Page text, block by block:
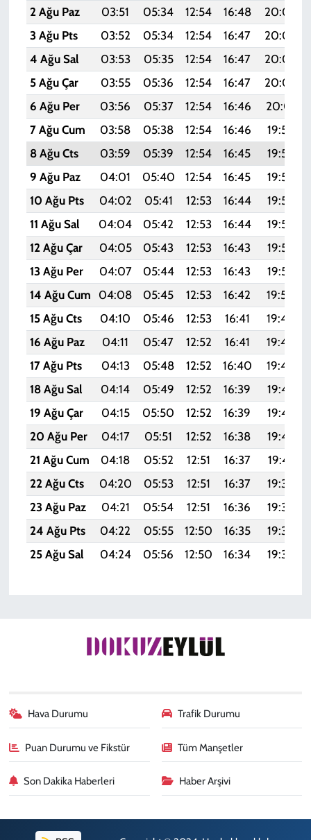
2 Ağu Paz
03:51 05:34 12:54 16:48 20:05
3 Ağu Pts
03:52 05:34 12:54 16:47 20:04
4 Ağu Sal
03:53 05:35 12:54 16:47 20:03
5 Ağu Çar
03:55 05:36 12:54 16:47 20:02
6 Ağu Per
03:56 05:37 12:54 16:46 20:01
7 Ağu Cum
03:58 05:38 12:54 16:46 19:59
8 Ağu Cts
03:59 05:39 12:54 16:45 19:58
9 Ağu Paz
04:01 05:40 12:54 16:45 19:57
10 Ağu Pts
04:02 05:41 12:53 16:44 19:56
11 Ağu Sal
04:04 05:42 12:53 16:44 19:54
12 Ağu Çar
04:05 05:43 12:53 16:43 19:53
13 Ağu Per
04:07 05:44 12:53 16:43 19:52
14 Ağu Cum
04:08 05:45 12:53 16:42 19:50
15 Ağu Cts
04:10 05:46 12:53 16:41 19:49
16 Ağu Paz
04:11 05:47 12:52 16:41 19:48
17 Ağu Pts
04:13 05:48 12:52 16:40 19:46
18 Ağu Sal
04:14 05:49 12:52 16:39 19:45
19 Ağu Çar
04:15 05:50 12:52 16:39 19:43
20 Ağu Per
04:17 05:51 12:52 16:38 19:42
21 Ağu Cum
04:18 05:52 12:51 16:37 19:41
22 Ağu Cts
04:20 05:53 12:51 16:37 19:39
23 Ağu Paz
04:21 05:54 12:51 16:36 19:38
24 Ağu Pts
04:22 05:55 12:50 16:35 19:36
25 Ağu Sal
04:24 05:56 12:50 16:34 19:35
Hava Durumu Trafik Durumu
Puan Durumu ve Fikstür Tüm Manşetler
Son Dakika Haberleri Haber Arşivi